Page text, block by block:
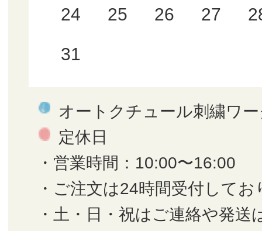
24 25 26 27
31
オートクチュール刺繍ワ
定休日
・営業時間：10:00〜16:00
・ご注文は24時間受付してお
・土・日・祝はご連絡や発送